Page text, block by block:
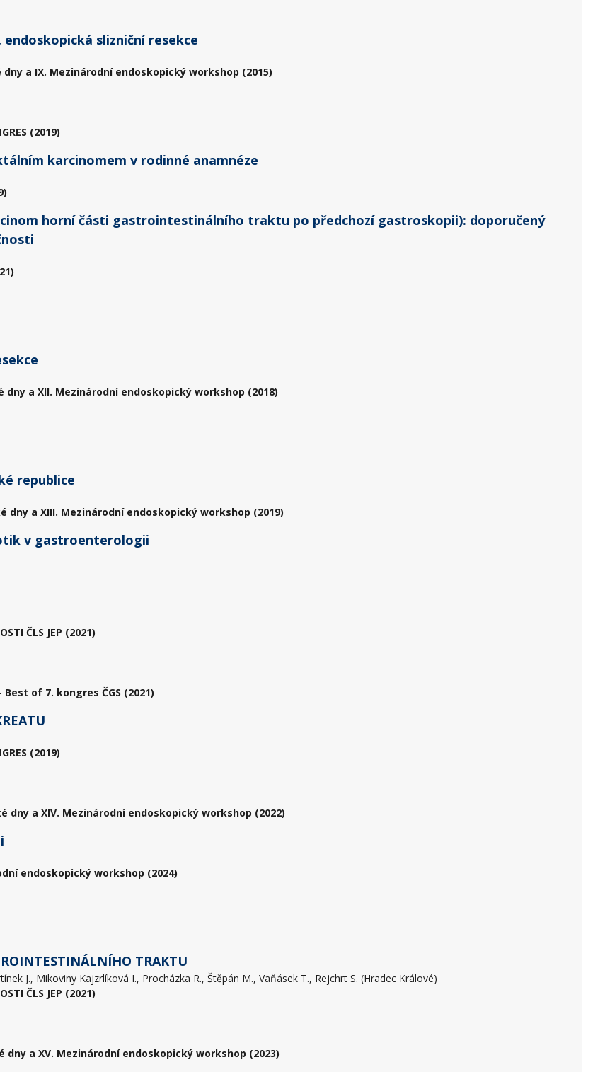
slizniční resekce
a IX. Mezinárodní endoskopický workshop (2015)
(2019)
karcinomem v rodinné anamnéze
horní části gastrointestinálního traktu po předchozí gastroskopii): doporučený
a XII. Mezinárodní endoskopický workshop (2018)
republice
a XIII. Mezinárodní endoskopický workshop (2019)
v gastroenterologii
ČLS JEP (2021)
of 7. kongres ČGS (2021)
(2019)
a XIV. Mezinárodní endoskopický workshop (2022)
endoskopický workshop (2024)
TRAKTU
Cyrany J., Balihar K., Falt P., Kohoutová D., Kroupa R., Martínek J., Mikoviny Kajzrlíková I., Procházka R., Štěpán M., Vaňásek T., Rejchrt S. (Hradec Králové)
ČLS JEP (2021)
a XV. Mezinárodní endoskopický workshop (2023)